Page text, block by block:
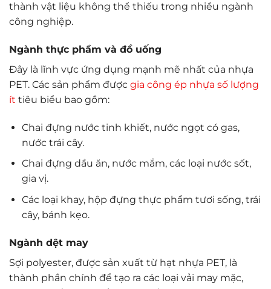
thành vật liệu không thể thiếu trong nhiều ngành
công nghiệp.
Ngành thực phẩm và đồ uống
Đây là lĩnh vực ứng dụng mạnh mẽ nhất của nhựa
PET. Các sản phẩm được gia công ép nhựa số lượng
ít tiêu biểu bao gồm:
Chai đựng nước tinh khiết, nước ngọt có gas,
nước trái cây.
Chai đựng dầu ăn, nước mắm, các loại nước sốt,
gia vị.
Các loại khay, hộp đựng thực phẩm tươi sống, trái
cây, bánh kẹo.
Ngành dệt may
Sợi polyester, được sản xuất từ hạt nhựa PET, là
thành phần chính để tạo ra các loại vải may mặc,